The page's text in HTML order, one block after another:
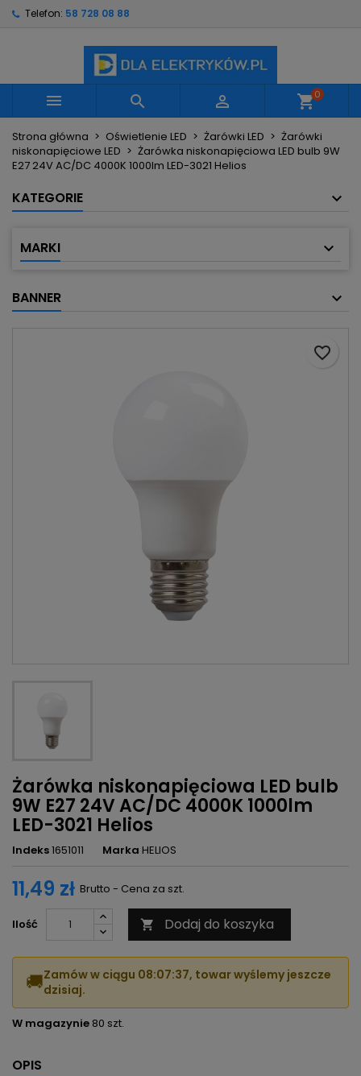
Telefon: 58 728 08 88
   shopping_cart0
Strona główna Oświetlenie LED Żarówki LED
Żarówki
niskonapięciowe LED
Żarówka niskonapięciowa LED bulb 9W
E27 24V AC/DC 4000K 1000lm LED-3021 Helios
KATEGORIE
MARKI
BANNER
Żarówka niskonapięciowa LED bulb
9W E27 24V AC/DC 4000K 1000lm
LED-3021 Helios
Indeks1651011 Marka HELIOS
11,49 zł Brutto - Cena za szt.
Ilość  Dodaj do koszyka
favorite_border
🚚Zamów w ciągu 08:07:37, towar wyślemy jeszcze
dzisiaj.
W magazynie 80 szt.
OPIS
Utwórz nową listę
Nazwa listy życzeń
Anuluj Utwórz listę życzeń
Musisz być zalogowany by zapisać produkty na
swojej liście życzeń.
Anuluj Zaloguj się